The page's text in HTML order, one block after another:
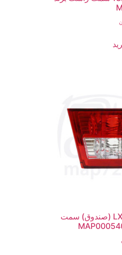
چراغ خطر سمند LX (صندوق) سمت